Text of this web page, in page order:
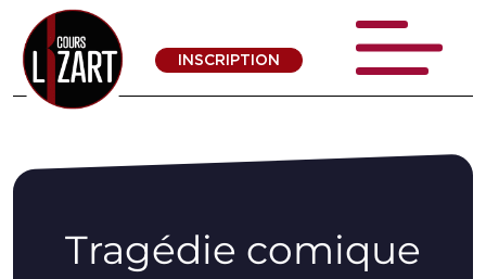
INSCRIPTION
Tragédie comique